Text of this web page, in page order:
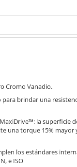
Cromo Vanadio.
brindar una
la superficie
una torque 15% mayor
los estándares
e ISO